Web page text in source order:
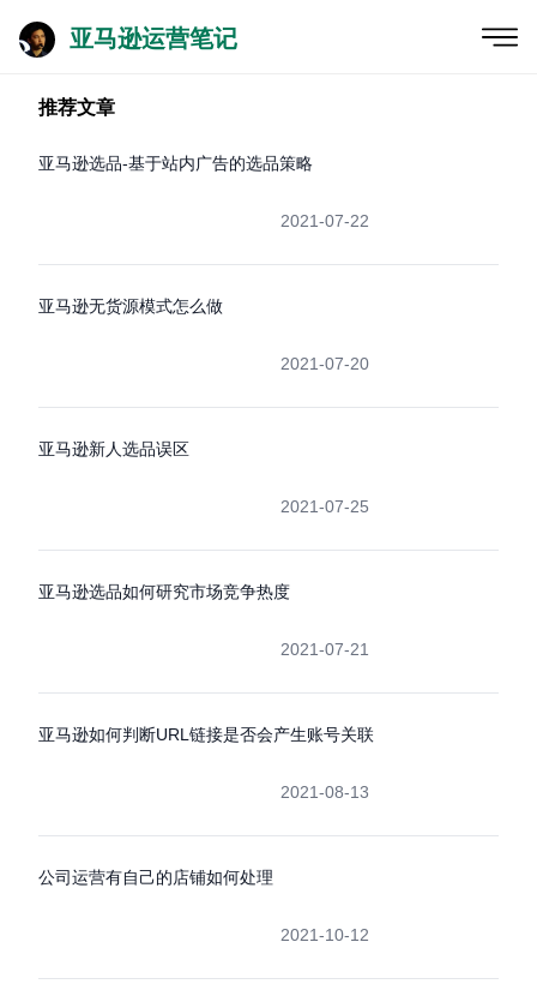
亚马逊运营笔记
推荐文章
亚马逊选品-基于站内广告的选品策略
2021-07-22
亚马逊无货源模式怎么做
2021-07-20
亚马逊新人选品误区
2021-07-25
亚马逊选品如何研究市场竞争热度
2021-07-21
亚马逊如何判断URL链接是否会产生账号关联
2021-08-13
公司运营有自己的店铺如何处理
2021-10-12